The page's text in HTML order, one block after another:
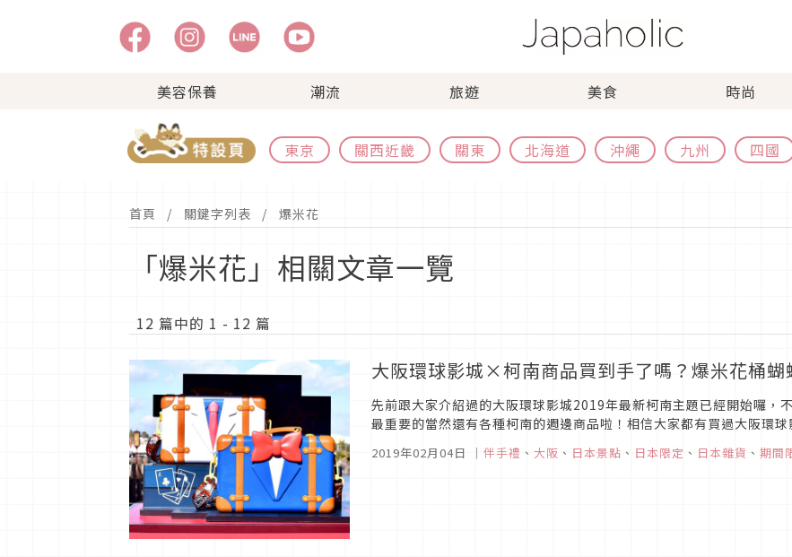
美容保養 潮流 旅遊 美食 時尚
東京 關西近畿 關東 北海道 沖繩 九州 四國
首頁 關鍵字列表 爆米花
「爆米花」相關文章一覽
12 篇中的 1 - 12 篇
大阪環球影城×柯南商品買到手了嗎？爆米花桶蝴
先前跟大家介紹過的大阪環球影城2019年最新柯南主題已經開始囉，
最重要的當然還有各種柯南的週邊商品啦！相信大家都有買過大阪環
2019年02月04日 ｜ 伴手禮 、 大阪 、 日本景點 、 日本限定 、 日本雜貨 、 期間